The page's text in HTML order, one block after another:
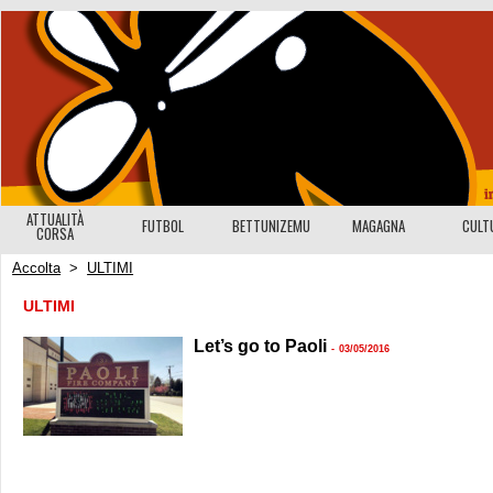
ATTUALITÀ
CORSA FUTBOL BETTUNIZEMU MAGAGNA
Accolta > ULTIMI
ULTIMI
Let’s go to Paoli - 03/05/2016